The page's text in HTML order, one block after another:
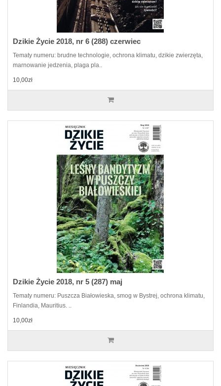
Dzikie Życie 2018, nr 6 (288) czerwiec
Tematy numeru: brudne technologie, ochrona klimatu, dzikie zwierzęta,
marnowanie jedzenia, plaga pla..
10,00zł
Dzikie Życie 2018, nr 5 (287) maj
Tematy numeru: Puszcza Białowieska, smog w Bystrej, ochrona klimatu,
Finlandia, Mauritius. ..
10,00zł